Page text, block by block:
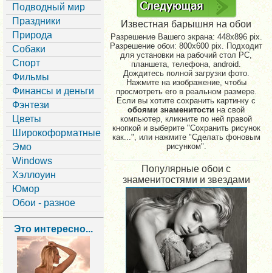
Подводный мир
Праздники
Природа
Собаки
Спорт
Фильмы
Финансы и деньги
Фэнтези
Цветы
Широкоформатные
Эмо
Windows
Хэллоуин
Юмор
Обои - разное
Это интересно...
Известная барышня на обои
Разрешение Вашего экрана: 448x896 pix.
Разрешение обои: 800x600 pix. Подходит
для установки на рабочий стол PC,
планшета, телефона, android.
Дождитесь полной загрузки фото.
Нажмите на изображение, чтобы
просмотреть его в реальном размере.
Если вы хотите сохранить картинку с
обоями знаменитости на свой
компьютер, кликните по ней правой
кнопкой и выберите "Сохранить рисунок
как...", или нажмите "Сделать фоновым
рисунком".
Популярные обои с
знаменитостями и звездами